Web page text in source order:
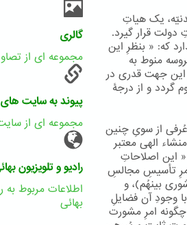
یک هیاتِ
قرار گیرد.
که: « بنظرِ این
منوط به
این جهت قدری در
گردد و از درجۀ
عُرفی از سویِ چنین
الهی معتبر
این اصلاحاتِ
امرِ تأسیسِ مجالسِ
بینهُم)، و
وجودِ آن فضایلِ
امرِ مشورت
گالری
مجموعه ای از
پیوند به سایت های
مجموعه ای از
رادیو و تلویزیون
اطلاعات مربوط به
بهائی